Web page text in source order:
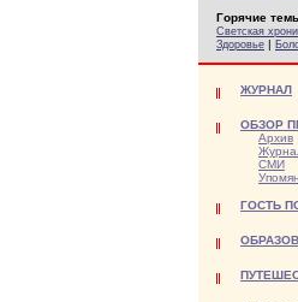
Горячие
Светская
Здоровье |
ЖУРНАЛ
ОБЗОР
Архив
СМИ
ГОСТЬ